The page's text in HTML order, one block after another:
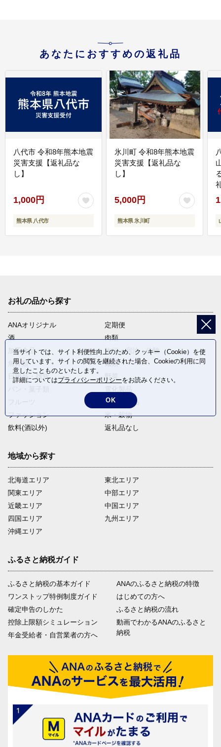
あなたにおすすめの返礼品
八代市 令和8年熊本地震
災害支援【返礼品な
し】
1,000円
熊本県 八代市
氷川町 令和8年熊本地震
災害支援【返礼品な
し】
5,000円
熊本県 氷川町
お礼の品から探す
ANAオリジナル
定期便
酒
肉類
加工食品
旅行・宿泊・体験
魚介類
麺類
日用品・雑貨
野菜
卵・乳製品
ファッション
米・穀物
飲料(酒以外)
返礼品なし
地域から探す
北海道エリア
関東エリア
近畿エリア
四国エリア
沖縄エリア
東北エリア
中部エリア
中国エリア
九州エリア
ふるさと納税ガイド
ふるさと納税の基本ガイド
ワンストップ特例制度ガイド
確定申告のしかた
控除上限額シミュレーション
年金受給者・自営業者の方へ
ANAのふるさと納税の特徴
はじめての方へ
ふるさと納税の流れ
動画でわかるANAのふるさと
納税
当サイトでは、サイト利便性向上のため、クッキー（Cookie）を使
用しています。サイトの閲覧を継続された場合、Cookieの利用に同
意したことものといたします。
詳細についてはプライバシーポリシーをお読みください。
OK